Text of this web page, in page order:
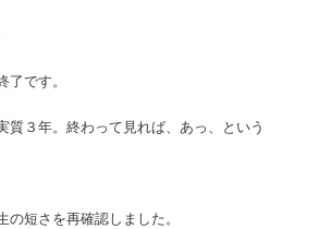
です。
質３年。終わって見れば、あっ、という
の短さを再確認しました。